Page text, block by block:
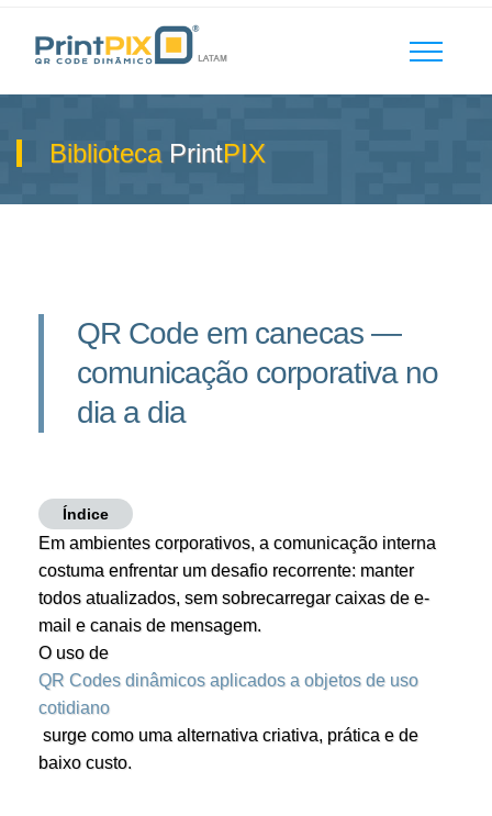
BibliotecaPrintPIX
QR Code em canecas —
comunicação corporativa no
dia a dia
Índice
Em ambientes corporativos, a comunicação interna
costuma enfrentar um desafio recorrente: manter
todos atualizados, sem sobrecarregar caixas de e-
mail e canais de mensagem.
O uso de
QR Codes dinâmicos aplicados a objetos de uso
cotidiano
surge como uma alternativa criativa, prática e de
baixo custo.